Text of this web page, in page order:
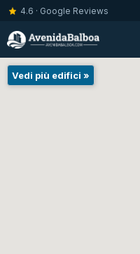
4.6 · Google Reviews
Vedi più edifici »